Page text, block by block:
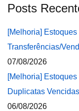
Posts
[Melhoria]
Transferências/
07/08/2026
[Melhoria]
Duplicatas
06/08/2026